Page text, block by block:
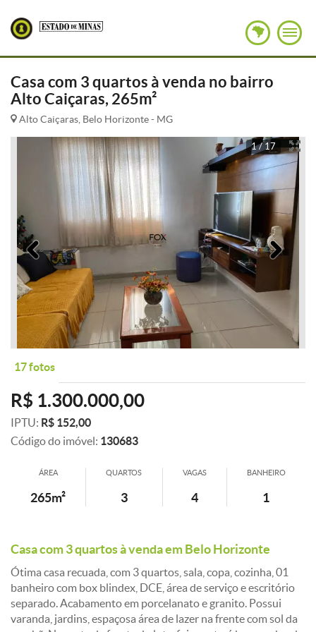
Casa com 3 quartos à venda no bairro
Alto Caiçaras, 265m²
Alto Caiçaras, Belo Horizonte - MG
1 / 17
Anterior
17 fotos
R$ 1.300.000,00
IPTU: R$ 152,00
Código do imóvel: 130683
ÁREA
265m²
QUARTOS
3
VAGAS
4
BANHEIRO
1
Casa com 3 quartos à venda em Belo Horizonte
Ótima casa recuada, com 3 quartos, sala, copa, cozinha, 01
banheiro com box blindex, DCE, área de serviço e escritório
separado. Acabamento em porcelanato e granito. Possui
varanda, jardins, espaçosa área de lazer na frente com sol da